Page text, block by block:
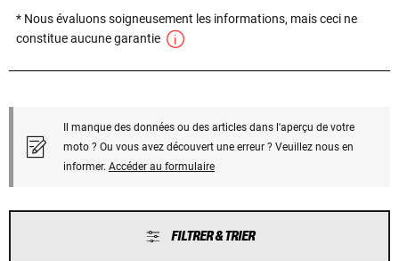
* Nous évaluons soigneusement les informations, mais ceci ne
constitue aucune garantie
Il manque des données ou des articles dans l'aperçu de votre
moto ? Ou vous avez découvert une erreur ? Veuillez nous en
informer. Accéder au formulaire
FILTRER & TRIER